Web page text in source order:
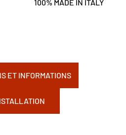
100% MADE IN ITALY
ET INFORMATIONS